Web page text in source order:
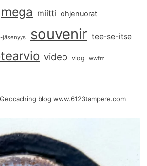
mega miitti ohjenuorat
jäsenyys souvenir tee-se-itse
video vlog wwfm
blog www.6123tampere.com